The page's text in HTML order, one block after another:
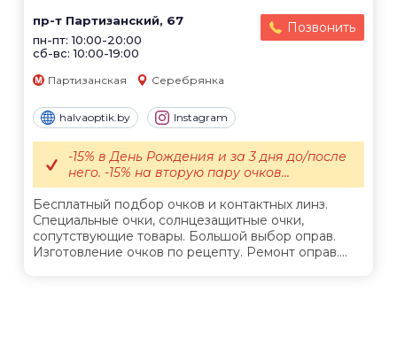
пр-т Партизанский, 67
пн-пт: 10:00-20:00
сб-вс: 10:00-19:00
Позвонить
Партизанская Серебрянка
halvaoptik.by Instagram
Бесплатный подбор очков и контактных линз.
Специальные очки, солнцезащитные очки,
сопутствующие товары. Большой выбор оправ.
Изготовление очков по рецепту. Ремонт оправ....
-15% в День Рождения и за 3 дня до/после
него. -15% на вторую пару очков...